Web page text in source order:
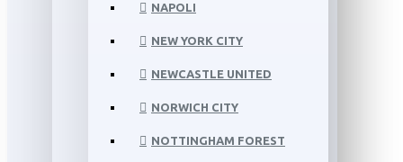
NAPOLI
NEW YORK CITY
NEWCASTLE UNITED
NORWICH CITY
NOTTINGHAM FOREST